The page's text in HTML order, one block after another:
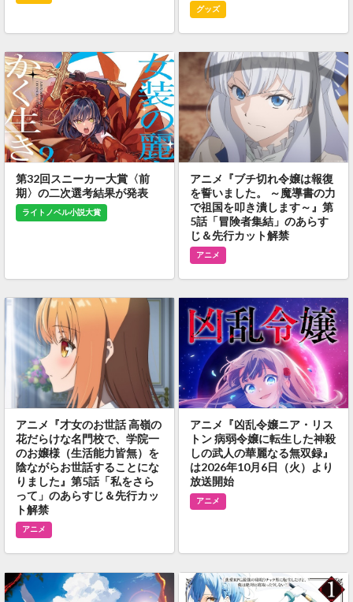
グッズ
第32回スニーカー大賞〈前
期〉の二次選考結果が発表
ライトノベル小説大賞
アニメ『ブチ切れ令嬢は報復
を誓いました。 ～魔導書の力
で祖国を叩き潰します～』第
5話「冒険者集結」のあらす
じ＆先行カット解禁
アニメ
アニメ『才女のお世話 高嶺の
花だらけな名門校で、学院一
のお嬢様（生活能力皆無）を
陰ながらお世話することにな
りました』第5話「私をさら
って」のあらすじ＆先行カッ
ト解禁
アニメ
アニメ『凶乱令嬢ニア・リス
トン 病弱令嬢に転生した神殺
しの武人の華麗なる無双録』
は2026年10月6日（火）より
放送開始
アニメ